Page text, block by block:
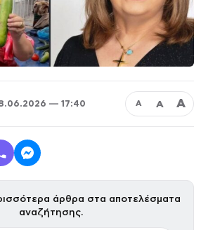
— 17:40 Α Α Α
άρθρα στα αποτελέσματα
αναζήτησης.